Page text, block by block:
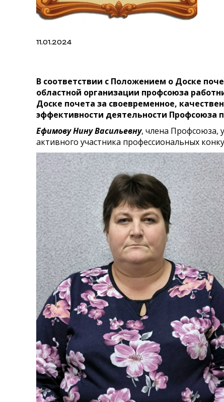
11.01.2024
В соответствии с Положением о Доске
областной организации профсоюза
Доске почета за своевременное,
эффективности деятельности Профсоюза
Ефимову Нину Васильевну, члена Профсоюза,
активного участника профессиональных